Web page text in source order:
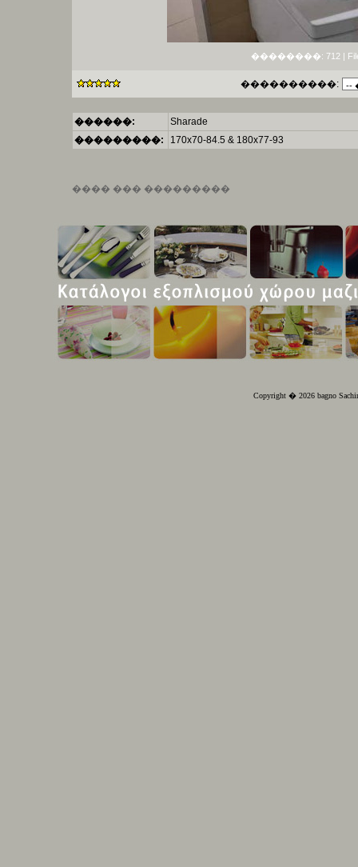
��������: 712 | File
����������:
������:
Sharade
���������:
170x70-84.5 & 180x77-93
���� ��� ���������
Copyright � 2026 bagno